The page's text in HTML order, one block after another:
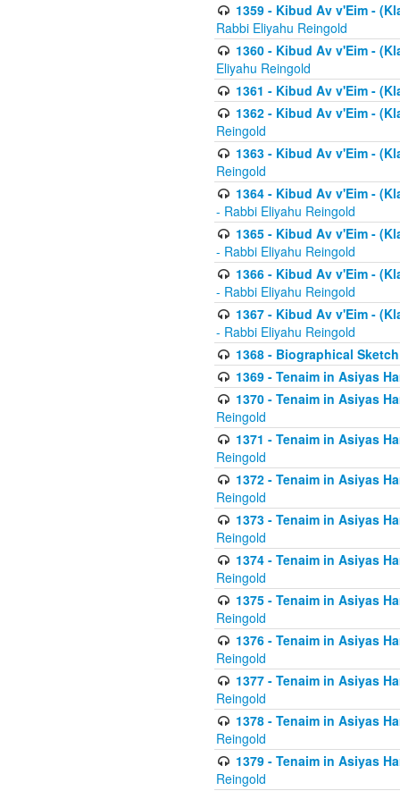
1359 - Kibud Av v'Eim -
Rabbi Eliyahu Reingold
1360 - Kibud Av v'Eim -
Eliyahu Reingold
1361 - Kibud Av v'Eim -
1362 - Kibud Av v'Eim -
Reingold
1363 - Kibud Av v'Eim -
Reingold
1364 - Kibud Av v'Eim -
- Rabbi Eliyahu Reingold
1365 - Kibud Av v'Eim -
- Rabbi Eliyahu Reingold
1366 - Kibud Av v'Eim -
- Rabbi Eliyahu Reingold
1367 - Kibud Av v'Eim -
- Rabbi Eliyahu Reingold
1368 - Biographical
1369 - Tenaim in Asiyas
1370 - Tenaim in Asiyas
Reingold
1371 - Tenaim in Asiyas
Reingold
1372 - Tenaim in Asiyas
Reingold
1373 - Tenaim in Asiyas
Reingold
1374 - Tenaim in Asiyas
Reingold
1375 - Tenaim in Asiyas
Reingold
1376 - Tenaim in Asiyas
Reingold
1377 - Tenaim in Asiyas
Reingold
1378 - Tenaim in Asiyas
Reingold
1379 - Tenaim in Asiyas
Reingold